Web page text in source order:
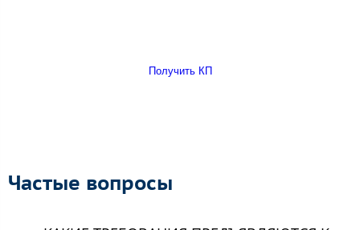
Получить КП
Частые вопросы